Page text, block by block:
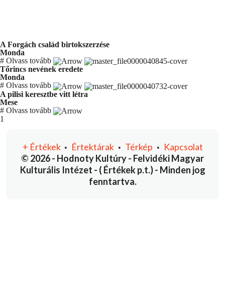
A Forgách család birtokszerzése
Monda
# Olvass tovább
Tőrincs nevének eredete
Monda
# Olvass tovább
A pilisi keresztbe vitt létra
Mese
# Olvass tovább
You're currently reading page
1
© 2026 - Hodnoty Kultúry - Felvidéki Magyar
Kulturális Intézet - ( Értékek p.t.) - Minden jog
fenntartva.
+ Értékek • Értektárak• Térkép • Kapcsolat